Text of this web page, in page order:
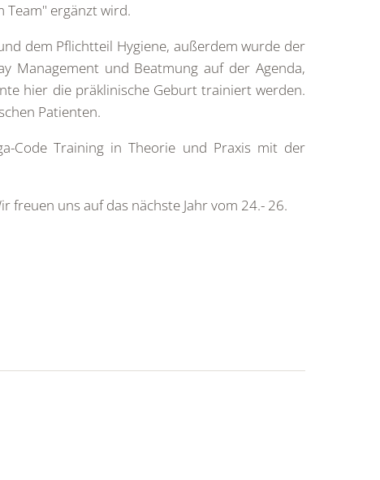
Team" ergänzt wird.
dem Pflichtteil Hygiene, außerdem wurde der
Management und Beatmung auf der Agenda,
hier die präklinische Geburt trainiert werden.
Patienten.
Code Training in Theorie und Praxis mit der
freuen uns auf das nächste Jahr vom 24.- 26.